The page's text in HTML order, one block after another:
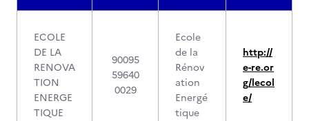
ECOLE
DE LA
RENOVA
TION
ENERGE
TIQUE
90095
59640
0029
Ecole
de la
Rénov
ation
Energé
tique
http://
e-re.or
g/lecol
e/